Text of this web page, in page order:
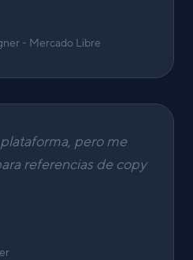
- Mercado Libre
pero me
referencias de copy